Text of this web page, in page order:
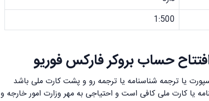
1:500
حساب بروکر فارکس فوریو
یا ترجمه شناسنامه یا ترجمه رو و پشت کارت ملی باشد
یا کارت ملی کافی است و احتیاجی به مهر وزارت امور خارجه و